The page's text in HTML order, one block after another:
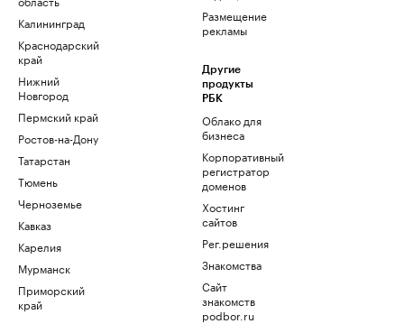
Калининград
Краснодарский
край
Нижний
Новгород
Пермский край
Ростов-на-Дону
Татарстан
Тюмень
Черноземье
Кавказ
Карелия
Мурманск
Приморский
край
Размещение
рекламы
Другие
продукты
РБК
Облако для
бизнеса
Корпоративный
регистратор
доменов
Хостинг
сайтов
Рег.решения
Знакомства
Сайт
знакомств
podbor.ru